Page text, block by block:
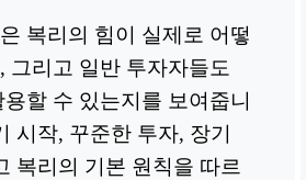
복리의 힘이 실제로 어떻
그리고 일반 투자자들도
할 수 있는지를 보여줍니
시작, 꾸준한 투자, 장기
복리의 기본 원칙을 따르